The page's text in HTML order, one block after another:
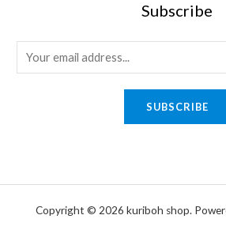
Subscribe
m
SUBSCRIBE
Copyright © 2026 kuriboh shop.